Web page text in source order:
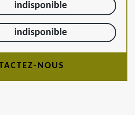
indisponible
indisponible
NOUS